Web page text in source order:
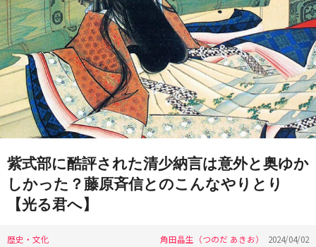
紫式部に酷評された清少納言は意外と奥ゆか
しかった？藤原斉信とのこんなやりとり
【光る君へ】
歴史・文化 角田晶生（つのだ あきお） 2024/04/02